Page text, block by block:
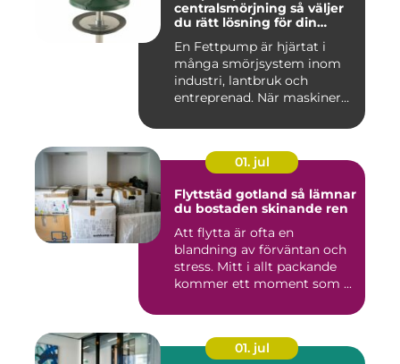
centralsmörjning så väljer
du rätt lösning för din
En Fettpump är hjärtat i
många smörjsystem inom
industri, lantbruk och
entreprenad. När maskiner
01. jul
Flyttstäd gotland så lämnar
du bostaden skinande ren
Att flytta är ofta en
blandning av förväntan och
stress. Mitt i allt packande
kommer ett moment som ...
01. jul